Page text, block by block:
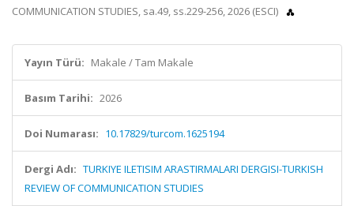
COMMUNICATION STUDIES, sa.49, ss.229-256, 2026 (ESCI)
Yayın Türü: Makale / Tam Makale
Basım Tarihi: 2026
Doi Numarası: 10.17829/turcom.1625194
Dergi Adı: TURKIYE ILETISIM ARASTIRMALARI DERGISI-TURKISH
REVIEW OF COMMUNICATION STUDIES